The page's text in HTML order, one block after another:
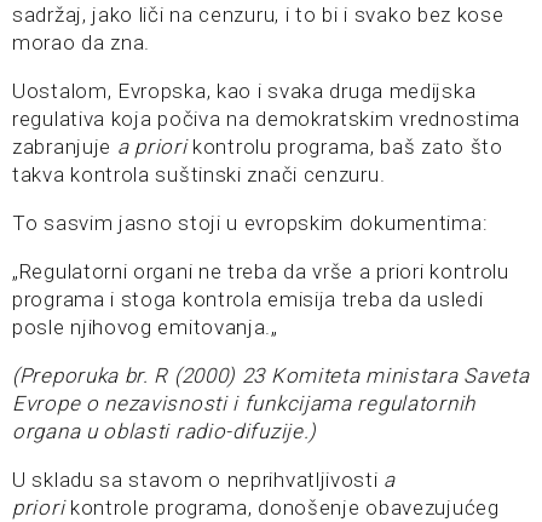
sadržaj, jako liči na cenzuru, i to bi i svako bez kose
morao da zna.
Uostalom, Evropska, kao i svaka druga medijska
regulativa koja počiva na demokratskim vrednostima
zabranjuje a priori kontrolu programa, baš zato što
takva kontrola suštinski znači cenzuru.
To sasvim jasno stoji u evropskim dokumentima:
„Regulatorni organi ne treba da vrše a priori kontrolu
programa i stoga kontrola emisija treba da usledi
posle njihovog emitovanja.„
(Preporuka br. R (2000) 23 Komiteta ministara Saveta
Evrope o nezavisnosti i funkcijama regulatornih
organa u oblasti radio-difuzije.)
U skladu sa stavom o neprihvatljivosti a
priori kontrole programa, donošenje obavezujućeg